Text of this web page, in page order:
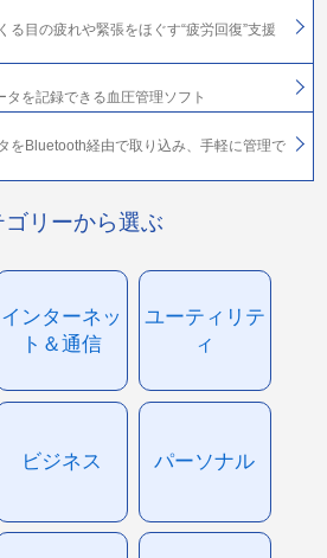
る目の疲れや緊張をほぐす“疲労回復”支援
を記録できる血圧管理ソフト
をBluetooth経由で取り込み、手軽に管理で
ゴリーから選ぶ
インターネッ
ト＆通信
ユーティリテ
ィ
ビジネス パーソナル